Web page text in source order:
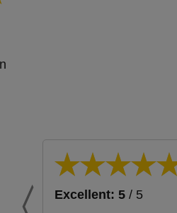
Excellent: 5 / 5